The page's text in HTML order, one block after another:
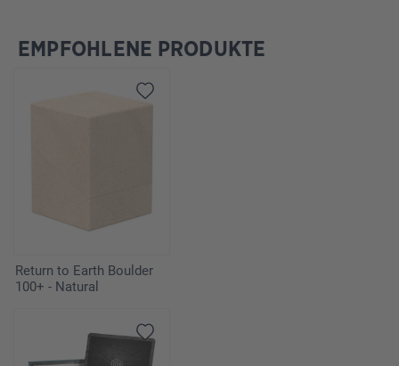
Omitir la galería de productos
EMPFOHLENE PRODUKTE
Return to Earth Boulder
100+ - Natural